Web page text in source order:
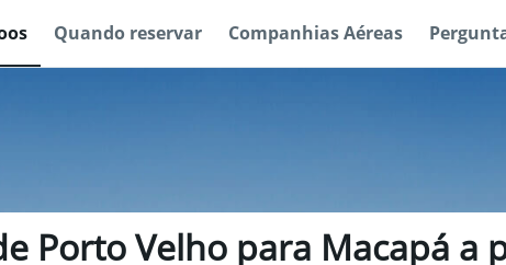
Quando reservar Companhias Aéreas
Porto Velho para Macapá a